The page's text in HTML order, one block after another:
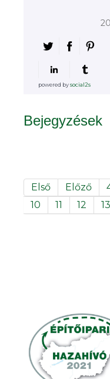
powered bysocial2s
Bejegyzések
Első Előző
10
11 12 13